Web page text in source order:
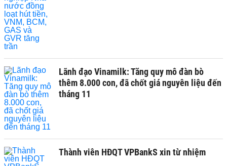
Lãnh đạo Vinamilk: Tăng quy mô đàn bò
thêm 8.000 con, đã chốt giá nguyên liệu đến
tháng 11
Thành viên HĐQT VPBankS xin từ nhiệm